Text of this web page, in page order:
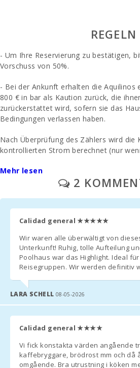
Porto Colom
(km):
(km):
Strand Cala
Marsal (km):
Restaurant Sa
Caleta, Cala
Millor (km):
Entfernung zu
Restaurants (m):
):
Fähre - Hafen von
Palma (km):
Bahnhof auf der
Plaça de
l′Estació,
Intermodaler
Bahnhof Palma
(km):
REGELN
- Um Ihre Reservierung zu bestätigen,
Vorschuss von 50%.
- Bei der Ankunft erhalten die Aquilinos
800 € in bar als Kaution zurück, die
zurückerstattet wird, sofern sie das
Bedingungen verlassen haben.
Nach Überprüfung des Zählers wird die
kontrollierten Strom berechnet (nur
- Die Endreinigung wird separat bezahlt -
- Parkplatz / Garage im Freien: / ohne
Eine vorherige Anfrage: Ein Kinderbett
kostenlos angefordert.
- Zweite Krippeneinheit - 20 € pro Tag.
und wann immer es verfügbar ist,
Tag.
- Verwaltungsgebühr - 6,3 %.
- Einige Tage vor Ihrer Ankunft müssen
Mehr lesen
2
Calidad general★★★★★
Wir waren alle überwältigt von
Unterkunft! Ruhig, tolle Aufteilung
Poolhaus war das Highlight. Ideal
Reisegruppen. Wir werden definitiv
LARA SCHELL 08-05-2026
Calidad general★★★★
Vi fick konstakta värden angående
kaffebryggare, brödrost mm och då
omgående. Bra utrustning i köken